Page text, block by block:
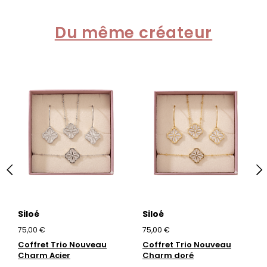
Du même créateur
Siloé
75,00 €
Coffret Trio Nouveau
Charm Acier
Siloé
75,00 €
Coffret Trio Nouveau
Charm doré